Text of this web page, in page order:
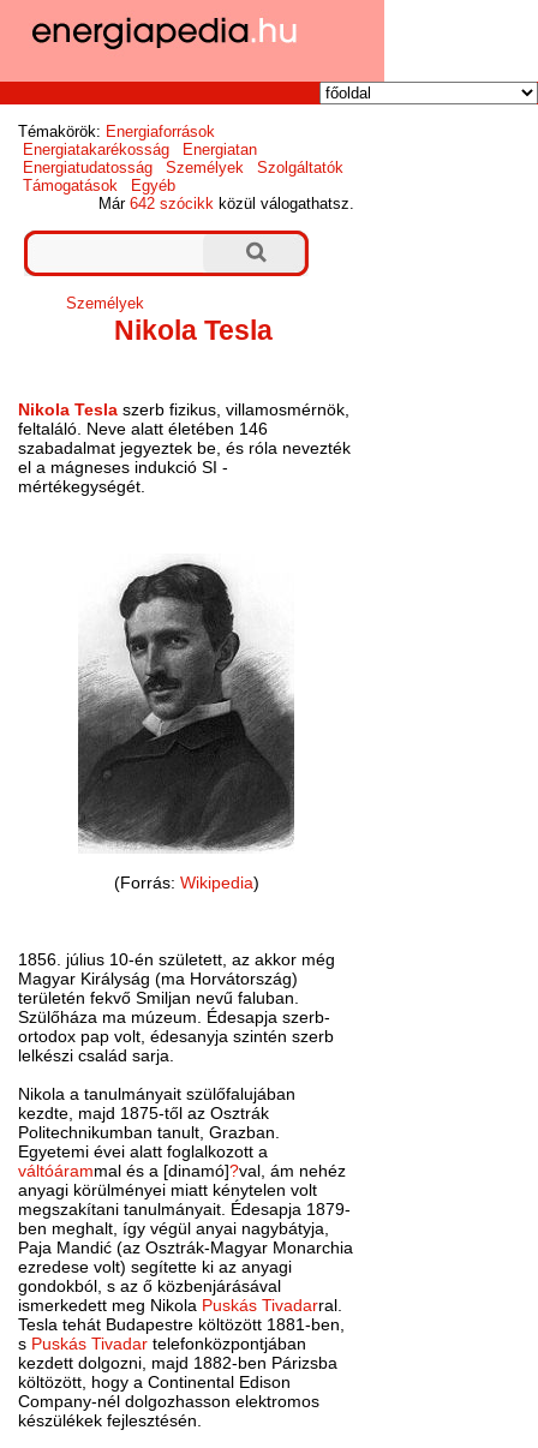
Témakörök: Energiaforrások
Energiatakarékosság
Energiatan
Energiatudatosság
Személyek
Szolgáltatók
Támogatások
Egyéb
Már642 szócikk közül válogathatsz.
Személyek
Nikola Tesla
Nikola Tesla szerb fizikus, villamosmérnök,
feltaláló. Neve alatt életében 146
szabadalmat jegyeztek be, és róla nevezték
el a mágneses indukció SI -
mértékegységét.
(Forrás: Wikipedia)
1856. július 10-én született, az akkor még
Magyar Királyság (ma Horvátország)
területén fekvő Smiljan nevű faluban.
Szülőháza ma múzeum. Édesapja szerb-
ortodox pap volt, édesanyja szintén szerb
lelkészi család sarja.
Nikola a tanulmányait szülőfalujában
kezdte, majd 1875-től az Osztrák
Politechnikumban tanult, Grazban.
Egyetemi évei alatt foglalkozott a
váltóárammal és a [dinamó]?val, ám nehéz
anyagi körülményei miatt kénytelen volt
megszakítani tanulmányait. Édesapja 1879-
ben meghalt, így végül anyai nagybátyja,
Paja Mandić (az Osztrák-Magyar Monarchia
ezredese volt) segítette ki az anyagi
gondokból, s az ő közbenjárásával
ismerkedett meg Nikola Puskás Tivadarral.
Tesla tehát Budapestre költözött 1881-ben,
s Puskás Tivadar telefonközpontjában
kezdett dolgozni, majd 1882-ben Párizsba
költözött, hogy a Continental Edison
Company-nél dolgozhasson elektromos
készülékek fejlesztésén.